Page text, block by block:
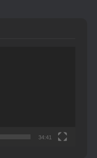
34:41